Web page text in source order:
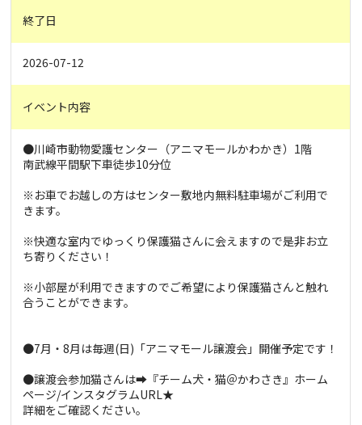
終了日
2026-07-12
イベント内容
●川崎市動物愛護センター（アニマモールかわかき）1階
南武線平間駅下車徒歩10分位
※お車でお越しの方はセンター敷地内無料駐車場がご利用で
きます。
※快適な室内でゆっくり保護猫さんに会えますので是非お立
ち寄りください！
※小部屋が利用できますのでご希望により保護猫さんと触れ
合うことができます。
●7月・8月は毎週(日)「アニマモール譲渡会」開催予定です！
●譲渡会参加猫さんは➡️『チーム犬・猫＠かわさき』ホーム
ページ/インスタグラムURL★
詳細をご確認ください。